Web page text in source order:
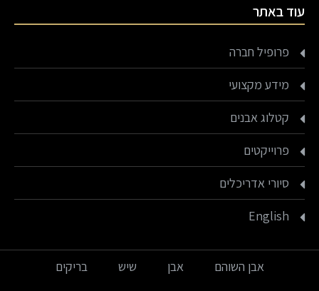
עוד באתר
פרופיל חברה
מידע מקצועי
קטלוג אבנים
פרוייקטים
סיורי אדריכלים
English
אבן השוהם אבן שיש
בריקים